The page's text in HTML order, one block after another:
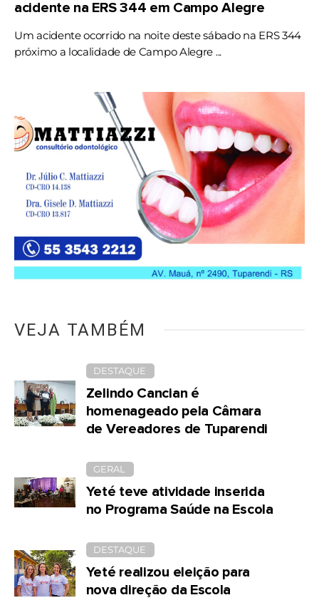
acidente na ERS 344 em Campo Alegre
Um acidente ocorrido na noite deste sábado na ERS 344
próximo a localidade de Campo Alegre ...
VEJA TAMBÉM
DESTAQUE
Zelindo Cancian é
homenageado pela Câmara
de Vereadores de Tuparendi
GERAL
Yeté teve atividade inserida
no Programa Saúde na Escola
DESTAQUE
Yeté realizou eleição para
nova direção da Escola